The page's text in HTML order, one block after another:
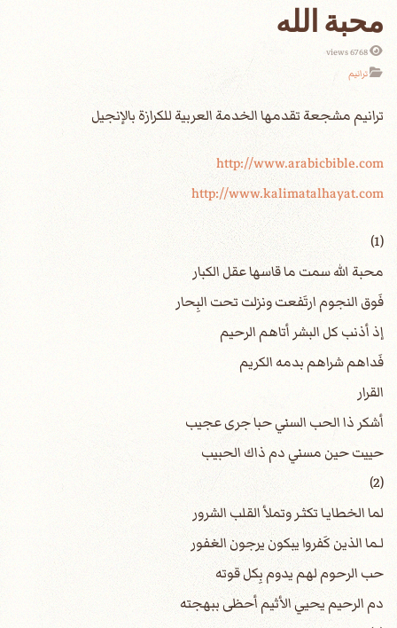
محبة الله
6768 views
ترانيم
http://www.arabicbible.com
http://www.kalimatalhayat.com
(1)
محبة الله سمت ما قاسها عقل الكبار
فَوق النجوم ارتَفعت ونزلت تحت البِحار
إذ أذنب كل البشر أتاهم الرحيم
فَداهم شراهم بدمه الكريم
القرار
أشكر ذا الحب السني حبا جرى عجيب
حييت حين مسني دم ذاك الحبيب
(2)
لما الخطايـا تكثـر وتملأ القلب الشرور
لـما الذين كَفروا يبكون يرجون الغفور
حب الرحوم لهم يدوم بِكل قوته
دم الرحيم يحيي الأثيم أحظى ببهجته